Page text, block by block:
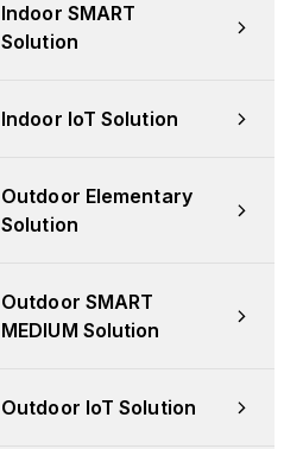
Indoor SMART
Solution
Indoor IoT Solution
Outdoor Elementary
Solution
Outdoor SMART
MEDIUM Solution
Outdoor IoT Solution